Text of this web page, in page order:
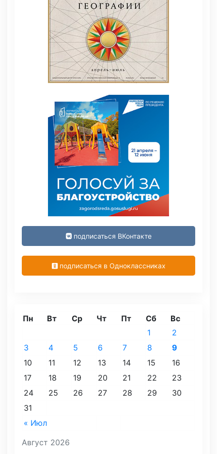
подписаться ВКонтакте
подписаться в Одноклассниках
Август 2026
Пн Вт Ср Чт Пт Сб Вс
« Июл
1
2
3
4 5 6 7 8
9
10
11 12 13 14 15
16
17
18 19 20 21 22
23
24
25 26 27 28 29
30
31